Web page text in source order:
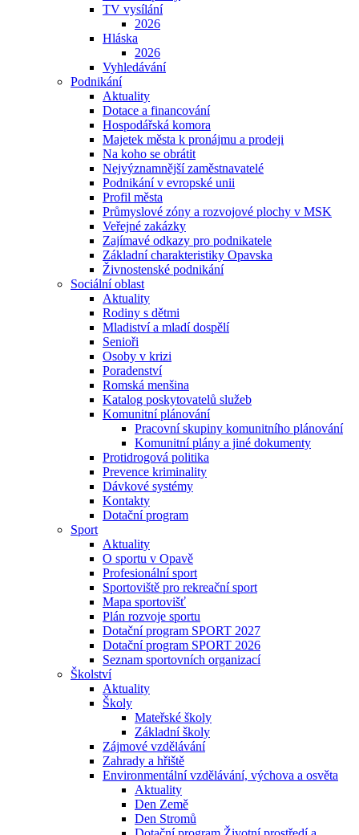
TV vysílání
2026
Hláska
2026
Vyhledávání
Podnikání
Aktuality
Dotace a financování
Hospodářská komora
Majetek města k pronájmu a prodeji
Na koho se obrátit
Nejvýznamnější zaměstnavatelé
Podnikání v evropské unii
Profil města
Průmyslové zóny a rozvojové plochy v MSK
Veřejné zakázky
Zajímavé odkazy pro podnikatele
Základní charakteristiky Opavska
Živnostenské podnikání
Sociální oblast
Aktuality
Rodiny s dětmi
Mladiství a mladí dospělí
Senioři
Osoby v krizi
Poradenství
Romská menšina
Katalog poskytovatelů služeb
Komunitní plánování
Pracovní skupiny komunitního plánování
Komunitní plány a jiné dokumenty
Protidrogová politika
Prevence kriminality
Dávkové systémy
Kontakty
Dotační program
Sport
Aktuality
O sportu v Opavě
Profesionální sport
Sportoviště pro rekreační sport
Mapa sportovišť
Plán rozvoje sportu
Dotační program SPORT 2027
Dotační program SPORT 2026
Seznam sportovních organizací
Školství
Aktuality
Školy
Mateřské školy
Základní školy
Zájmové vzdělávání
Zahrady a hřiště
Environmentální vzdělávání, výchova a osvěta
Aktuality
Den Země
Den Stromů